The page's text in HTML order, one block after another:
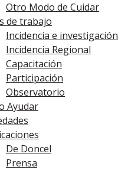
Otro Modo de Cuidar
de trabajo
Incidencia e investigación
Incidencia Regional
Capacitación
Participación
Observatorio
Ayudar
De Doncel
Prensa